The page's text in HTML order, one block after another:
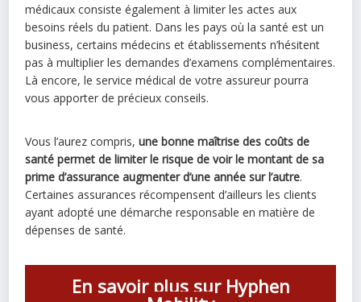
médicaux consiste également à limiter les actes aux
besoins réels du patient. Dans les pays où la santé est un
business, certains médecins et établissements n’hésitent
pas à multiplier les demandes d’examens complémentaires.
Là encore, le service médical de votre assureur pourra
vous apporter de précieux conseils.
Vous l’aurez compris,une bonne maîtrise des coûts de
santé permet de limiter le risque de voir le montant de sa
prime d’assurance augmenter d’une année sur l’autre.
Certaines assurances récompensent d’ailleurs les clients
ayant adopté une démarche responsable en matière de
dépenses de santé.
En savoir plus sur Hyphen